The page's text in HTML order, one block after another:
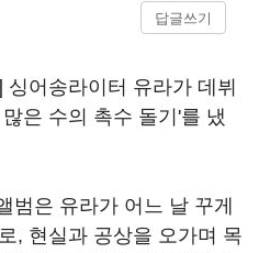
답글쓰기
어송라이터 유라가 데뷔
은 수의 촉수 돌기'를 냈
범은 유라가 어느 날 꾸게
, 현실과 공상을 오가며 목